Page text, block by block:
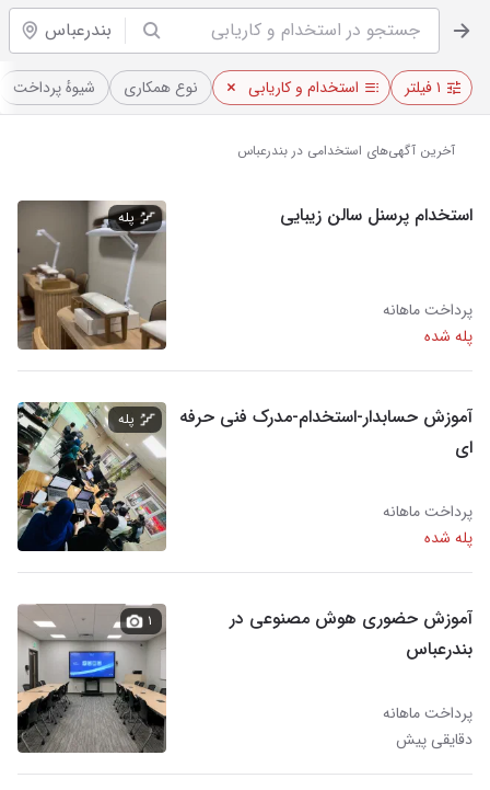
بندرعباس
۱ فیلتر استخدام و کاریابی نوع همکاری شیوهٔ پرداخت
آخرین آگهی‌های استخدامی در بندرعباس
استخدام پرسنل سالن زیبایی
پرداخت ماهانه
پله شده
پله
آموزش حسابدار-استخدام-مدرک فنی حرفه
ای
پرداخت ماهانه
پله شده
پله
آموزش حضوری هوش مصنوعی در
بندرعباس
پرداخت ماهانه
دقایقی پیش
۱